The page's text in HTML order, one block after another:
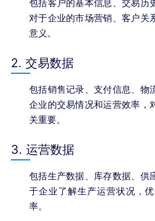
包括客户的基本信息、交易历
对于企业的市场营销、客户关
意义。
2. 交易数据
包括销售记录、支付信息、物
企业的交易情况和运营效率，
关重要。
3. 运营数据
包括生产数据、库存数据、供
于企业了解生产运营状况，
率。